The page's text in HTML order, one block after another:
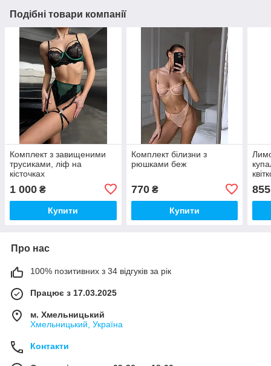
Подібні товари компанії
Комплект з завищеними
трусиками, ліф на
кісточках
1 000 ₴
Купити
Комплект білизни з
рюшками беж
770₴
Купити
855
Про нас
100% позитивних з 34 відгуків за рік
Працює з 17.03.2025
м. Хмельницький
Хмельницький, Україна
Контакти